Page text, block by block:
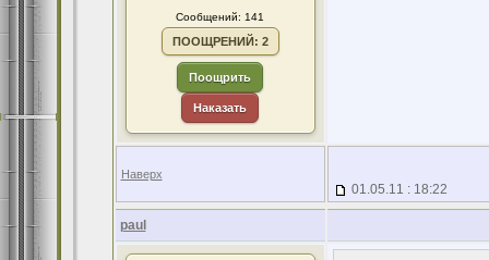
Сообщений: 141
ПООЩРЕНИЙ: 2
Поощрить
Наказать
Наверх
01.05.11 : 18:22
paul